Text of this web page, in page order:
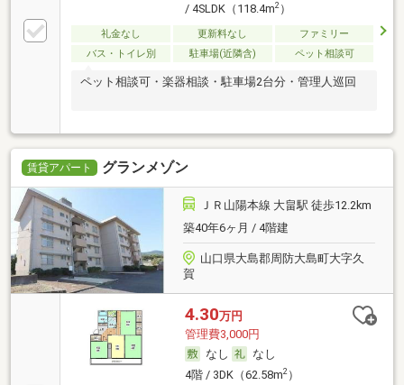
/ 4SLDK（118.4m2）
礼金なし 更新料なし
ファミリー
バス・トイレ別
駐車場(近隣含) ペット相談可
ペット相談可・楽器相談・駐車場2台分・管理人巡回
賃貸アパート グランメゾン
ＪＲ山陽本線 大畠駅 徒歩12.2km
築40年6ヶ月 / 4階建
山口県大島郡周防大島町大字久
賀
4.30万円
管理費3,000円
なし
なし
4階 / 3DK（62.58m2）